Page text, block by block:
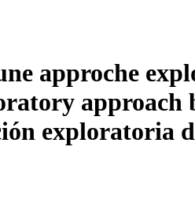
approche
approach
exploratoria